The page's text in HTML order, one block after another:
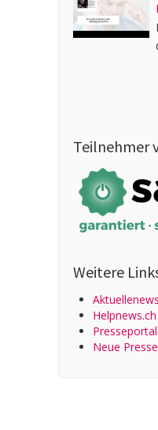
Teilnehmer
Weitere
Helpnews.ch
Neue